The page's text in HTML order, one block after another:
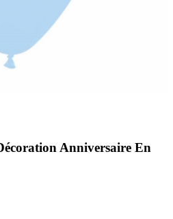
Anniversaire En